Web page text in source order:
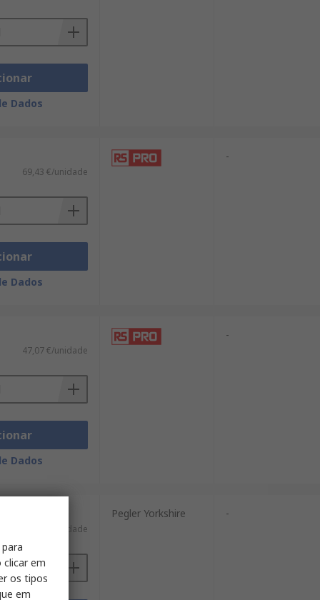
Dados
69,43 €/unidade
Dados
-
47,07 €/unidade
Dados
-
28,54 €/unidade
Pegler Yorkshire -
clicar em
os tipos
em